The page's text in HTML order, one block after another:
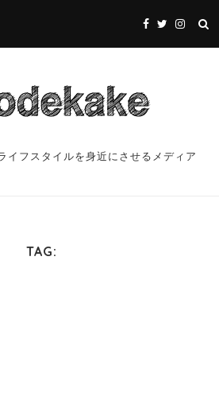
イフスタイルを身近にさせるメディア
TAG: